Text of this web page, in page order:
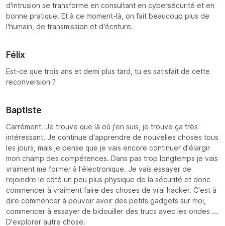
d'intrusion se transforme en consultant en cybersécurité et en
bonne pratique. Et à ce moment-là, on fait beaucoup plus de
l'humain, de transmission et d'écriture.
Félix
Est-ce que trois ans et demi plus tard, tu es satisfait de cette
reconversion ?
Baptiste
Carrément. Je trouve que là où j'en suis, je trouve ça très
intéressant. Je continue d'apprendre de nouvelles choses tous
les jours, mais je pense que je vais encore continuer d'élargir
mon champ des compétences. Dans pas trop longtemps je vais
vraiment me former à l'électronique. Je vais essayer de
rejoindre le côté un peu plus physique de la sécurité et donc
commencer à vraiment faire des choses de vrai hacker. C'est à
dire commencer à pouvoir avoir des petits gadgets sur moi,
commencer à essayer de bidouiller des trucs avec les ondes ...
D'explorer autre chose.